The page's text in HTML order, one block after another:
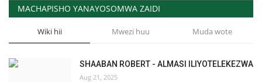
MACHAPISHO YANAYOSOMWA ZAIDI
Wiki hii Mwezi huu Muda wote
SHAABAN ROBERT - ALMASI ILIYOTELEKEZWA
Aug 21, 2025